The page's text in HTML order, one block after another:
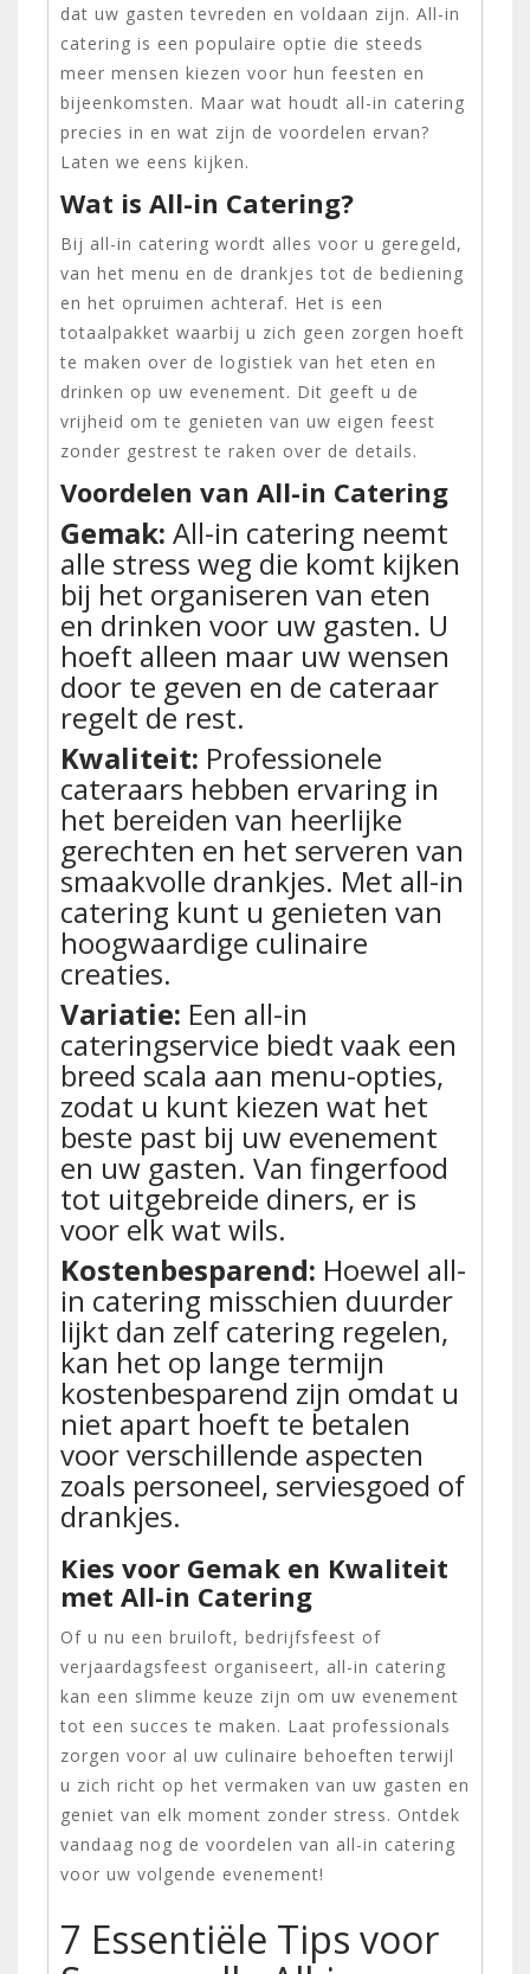
dat uw gasten tevreden en voldaan zijn. All-in
catering is een populaire optie die steeds
meer mensen kiezen voor hun feesten en
bijeenkomsten. Maar wat houdt all-in catering
precies in en wat zijn de voordelen ervan?
Laten we eens kijken.
Wat is All-in Catering?
Bij all-in catering wordt alles voor u geregeld,
van het menu en de drankjes tot de bediening
en het opruimen achteraf. Het is een
totaalpakket waarbij u zich geen zorgen hoeft
te maken over de logistiek van het eten en
drinken op uw evenement. Dit geeft u de
vrijheid om te genieten van uw eigen feest
zonder gestrest te raken over de details.
Voordelen van All-in Catering
Gemak: All-in catering neemt
alle stress weg die komt kijken
bij het organiseren van eten
en drinken voor uw gasten. U
hoeft alleen maar uw wensen
door te geven en de cateraar
regelt de rest.
Kwaliteit: Professionele
cateraars hebben ervaring in
het bereiden van heerlijke
gerechten en het serveren van
smaakvolle drankjes. Met all-in
catering kunt u genieten van
hoogwaardige culinaire
creaties.
Variatie: Een all-in
cateringservice biedt vaak een
breed scala aan menu-opties,
zodat u kunt kiezen wat het
beste past bij uw evenement
en uw gasten. Van fingerfood
tot uitgebreide diners, er is
voor elk wat wils.
Kostenbesparend: Hoewel all-
in catering misschien duurder
lijkt dan zelf catering regelen,
kan het op lange termijn
kostenbesparend zijn omdat u
niet apart hoeft te betalen
voor verschillende aspecten
zoals personeel, serviesgoed of
drankjes.
Kies voor Gemak en Kwaliteit
met All-in Catering
Of u nu een bruiloft, bedrijfsfeest of
verjaardagsfeest organiseert, all-in catering
kan een slimme keuze zijn om uw evenement
tot een succes te maken. Laat professionals
zorgen voor al uw culinaire behoeften terwijl
u zich richt op het vermaken van uw gasten en
geniet van elk moment zonder stress. Ontdek
vandaag nog de voordelen van all-in catering
voor uw volgende evenement!
7 Essentiële Tips voor